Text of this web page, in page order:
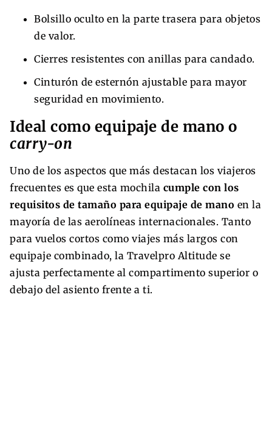
Bolsillo oculto en la parte trasera para objetos
de valor.
Cierres resistentes con anillas para candado.
Cinturón de esternón ajustable para mayor
seguridad en movimiento.
Ideal como equipaje de mano o
carry-on
Uno de los aspectos que más destacan los viajeros
frecuentes es que esta mochila cumple con los
requisitos de tamaño para equipaje de mano en la
mayoría de las aerolíneas internacionales. Tanto
para vuelos cortos como viajes más largos con
equipaje combinado, la Travelpro Altitude se
ajusta perfectamente al compartimento superior o
debajo del asiento frente a ti.